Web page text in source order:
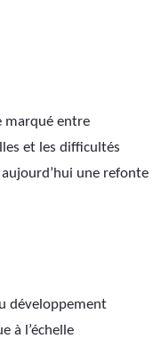
marqué entre
et les difficultés
aujourd’hui une refonte
développement
à l’échelle